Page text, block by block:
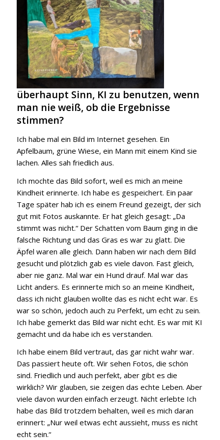
überhaupt Sinn, KI zu benutzen, wenn
man nie weiß, ob die Ergebnisse
stimmen?
Ich habe mal ein Bild im Internet gesehen. Ein
Apfelbaum, grüne Wiese, ein Mann mit einem Kind sie
lachen. Alles sah friedlich aus.
Ich mochte das Bild sofort, weil es mich an meine
Kindheit erinnerte. Ich habe es gespeichert. Ein paar
Tage später hab ich es einem Freund gezeigt, der sich
gut mit Fotos auskannte. Er hat gleich gesagt: „Da
stimmt was nicht.“ Der Schatten vom Baum ging in die
falsche Richtung und das Gras es war zu glatt. Die
Äpfel waren alle gleich. Dann haben wir nach dem Bild
gesucht und plötzlich gab es viele davon. Fast gleich,
aber nie ganz. Mal war ein Hund drauf. Mal war das
Licht anders. Es erinnerte mich so an meine Kindheit,
dass ich nicht glauben wollte das es nicht echt war. Es
war so schön, jedoch auch zu Perfekt, um echt zu sein.
Ich habe gemerkt das Bild war nicht echt. Es war mit KI
gemacht und da habe ich es verstanden.
Ich habe einem Bild vertraut, das gar nicht wahr war.
Das passiert heute oft. Wir sehen Fotos, die schön
sind. Friedlich und auch perfekt, aber gibt es die
wirklich? Wir glauben, sie zeigen das echte Leben. Aber
viele davon wurden einfach erzeugt. Nicht erlebte Ich
habe das Bild trotzdem behalten, weil es mich daran
erinnert: „Nur weil etwas echt aussieht, muss es nicht
echt sein.“